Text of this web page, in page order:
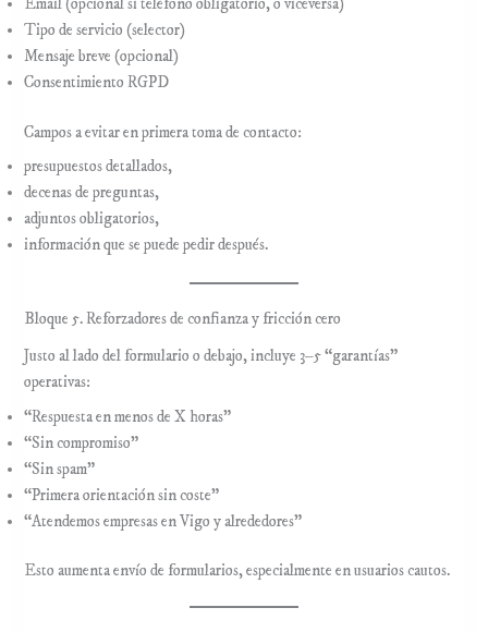
Email (opcional si teléfono obligatorio, o viceversa)
Tipo de servicio (selector)
Mensaje breve (opcional)
Consentimiento RGPD
Campos a evitar en primera toma de contacto:
presupuestos detallados,
decenas de preguntas,
adjuntos obligatorios,
información que se puede pedir después.
Bloque 5. Reforzadores de confianza y fricción cero
Justo al lado del formulario o debajo, incluye 3–5 “garantías”
operativas:
“Respuesta en menos de X horas”
“Sin compromiso”
“Sin spam”
“Primera orientación sin coste”
“Atendemos empresas en Vigo y alrededores”
Esto aumenta envío de formularios, especialmente en usuarios cautos.